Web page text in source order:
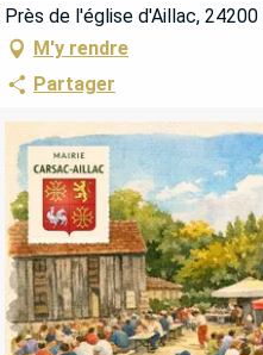
Près de l'église d'Aillac,
M'y rendre
Partager